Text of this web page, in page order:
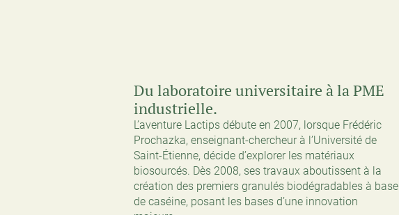
Du laboratoire universitaire à la PME
industrielle.
L’aventure Lactips débute en 2007, lorsque Frédéric
Prochazka, enseignant-chercheur à l’Université de
Saint-Étienne, décide d’explorer les matériaux
biosourcés. Dès 2008, ses travaux aboutissent à la
création des premiers granulés biodégradables à base
de caséine, posant les bases d’une innovation